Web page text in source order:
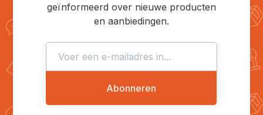
geïnformeerd over nieuwe producten
en aanbiedingen.
Abonneren